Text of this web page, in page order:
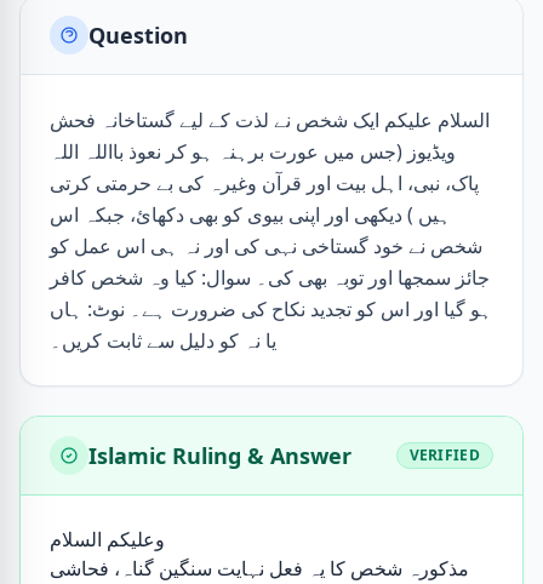
Question
السلام علیکم ایک شخص نے لذت کے لیے گستاخانہ فحش
ویڈیوز (جس میں عورت برہنہ ہو کر نعوذ بااللہ اللہ
پاک، نبی، اہل بیت اور قرآن وغیرہ کی بے حرمتی کرتی
ہیں ) دیکھی اور اپنی بیوی کو بھی دکھائ، جبکہ اس
شخص نے خود گستاخی نہی کی اور نہ ہی اس عمل کو
جائز سمجھا اور توبہ بھی کی۔ سوال: کیا وہ شخص کافر
ہو گیا اور اس کو تجدید نکاح کی ضرورت ہے۔ نوٹ: ہاں
یا نہ کو دلیل سے ثابت کریں۔
Islamic Ruling & Answer VERIFIED
مذکورہ شخص کا یہ فعل نہایت سنگین گناہ، فحاشی